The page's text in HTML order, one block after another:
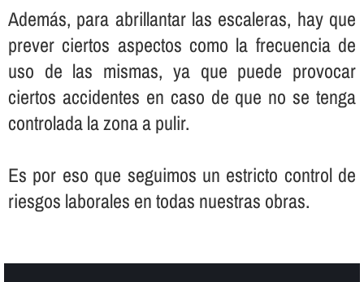
Además, para abrillantar las escaleras, hay que
prever ciertos aspectos como la frecuencia de
uso de las mismas, ya que puede provocar
ciertos accidentes en caso de que no se tenga
controlada la zona a pulir.
Es por eso que seguimos un estricto control de
riesgos laborales en todas nuestras obras.